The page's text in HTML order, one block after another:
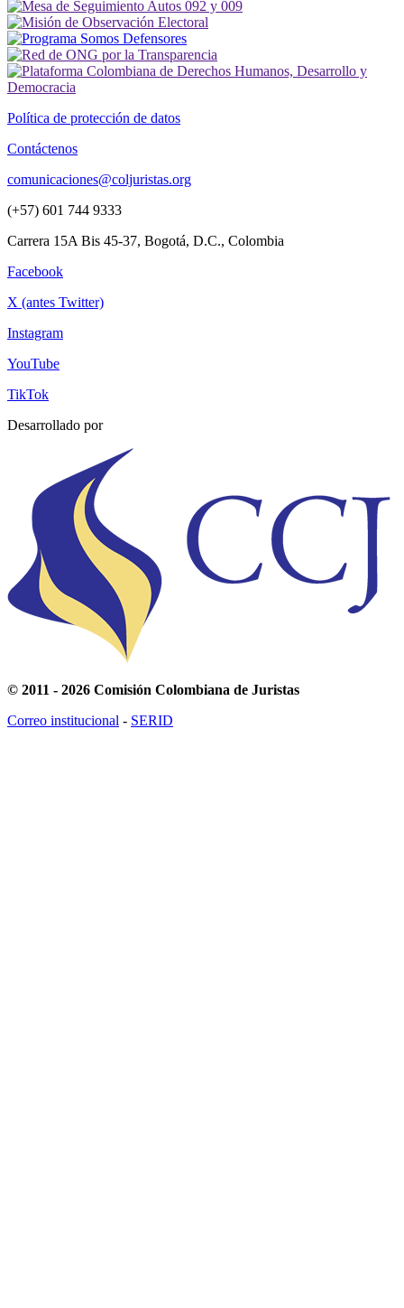
Política de protección de datos
Contáctenos
comunicaciones@coljuristas.org
(+57) 601 744 9333
Carrera 15A Bis 45-37, Bogotá, D.C., Colombia
Facebook
X (antes Twitter)
Instagram
YouTube
TikTok
Desarrollado por
© 2011 - 2026 Comisión Colombiana de Juristas
Correo institucional - SERID